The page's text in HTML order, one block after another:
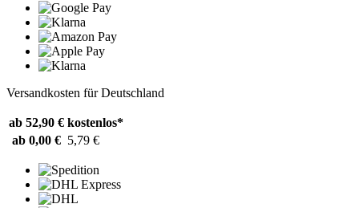
Versandkosten für Deutschland
ab 52,90 € kostenlos*
ab 0,00 € 5,79 €